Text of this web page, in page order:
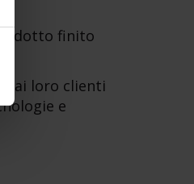
finito
ai loro clienti
e